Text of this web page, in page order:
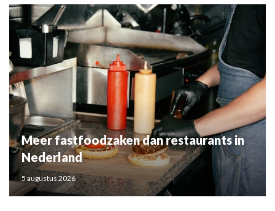
Meer fastfoodzaken dan restaurants in
Nederland
5 augustus 2026